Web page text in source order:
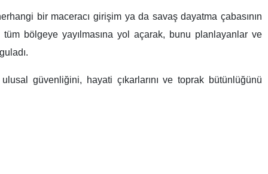
bir maceracı girişim ya da savaş dayatma çabasının
bölgeye yayılmasına yol açarak, bunu planlayanlar ve
güvenliğini, hayati çıkarlarını ve toprak bütünlüğünü